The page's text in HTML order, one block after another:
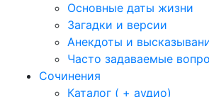
Основные даты жизни
Загадки и версии
Анекдоты и
Часто задаваемые
Сочинения
Каталог ( + аудио)